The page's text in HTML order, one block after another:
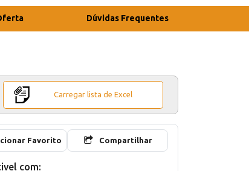
Dúvidas Frequentes
Carregar lista de Excel
Favorito Compartilhar
com: